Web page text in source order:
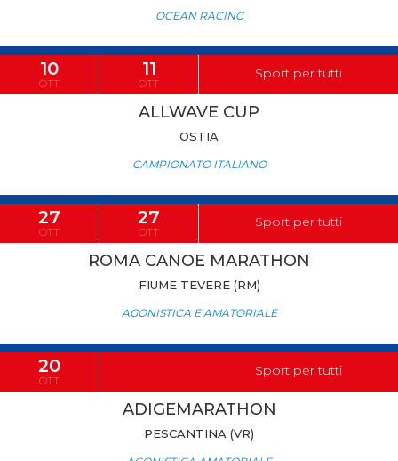
OCEAN RACING
10
OTT
11
OTT
Sport per tutti
ALLWAVE CUP
OSTIA
CAMPIONATO ITALIANO
27
OTT
27
OTT
Sport per tutti
ROMA CANOE MARATHON
FIUME TEVERE (RM)
AGONISTICA E AMATORIALE
20
OTT
Sport per tutti
ADIGEMARATHON
PESCANTINA (VR)